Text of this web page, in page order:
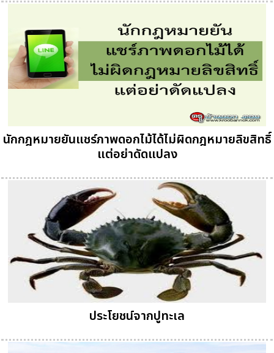
นักกฎหมายยันแชร์ภาพดอกไม้ได้ไม่ผิดกฎหมายลิขสิทธิ์
แต่อย่าดัดแปลง
ประโยชน์จากปูทะเล